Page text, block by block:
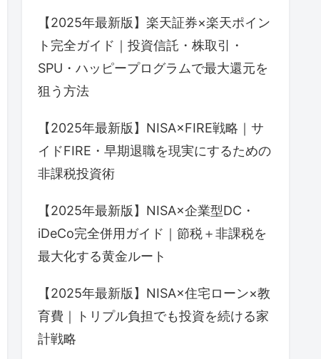
【2025年最新版】楽天証券×楽天ポイン
ト完全ガイド｜投資信託・株取引・
SPU・ハッピープログラムで最⼤還元を
狙う方法
【2025年最新版】NISA×FIRE戦略｜サ
イドFIRE・早期退職を現実にするための
非課税投資術
【2025年最新版】NISA×企業型DC・
iDeCo完全併用ガイド｜節税＋非課税を
最大化する黄金ルート
【2025年最新版】NISA×住宅ローン×教
育費｜トリプル負担でも投資を続ける家
計戦略